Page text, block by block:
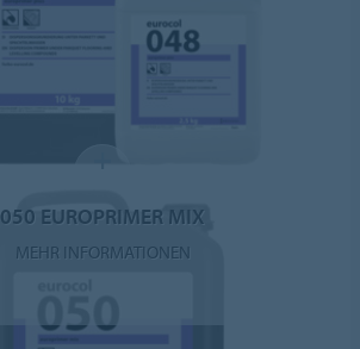
050 EUROPRIMER MIX
MEHR INFORMATIONEN